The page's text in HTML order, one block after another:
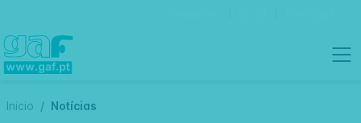
Inicio Notícias